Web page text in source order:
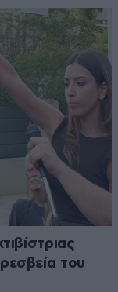
του